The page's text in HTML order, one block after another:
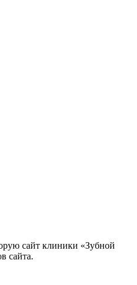
сайт клиники «Зубной
сайта.